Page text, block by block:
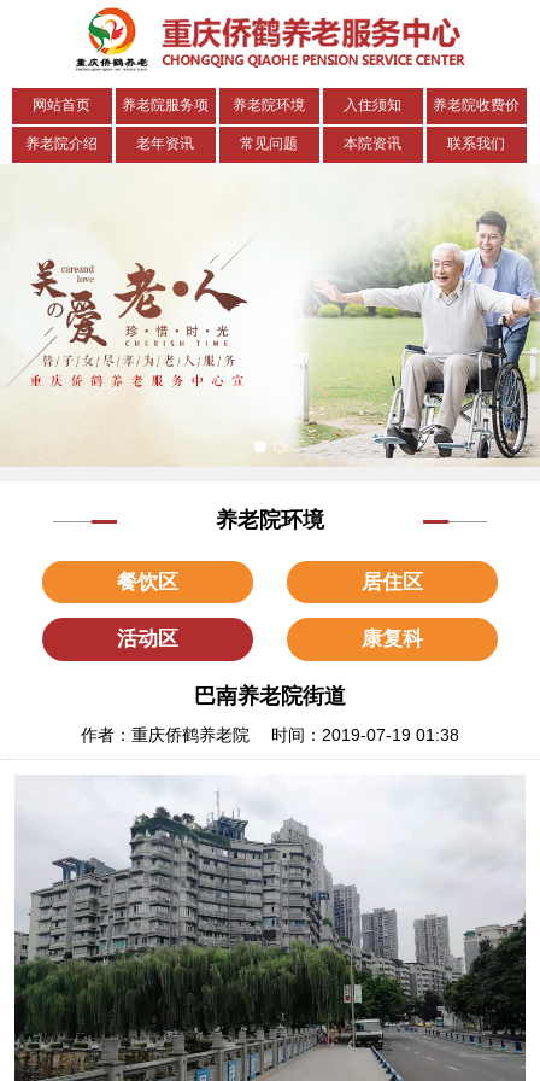
网站首页 养老院服务项
目
养老院环境 入住须知 养老院收费价
格表
养老院介绍 老年资讯 常见问题 本院资讯 联系我们
养老院环境
餐饮区 居住区
活动区 康复科
巴南养老院街道
作者：重庆侨鹤养老院 时间：2019-07-19 01:38